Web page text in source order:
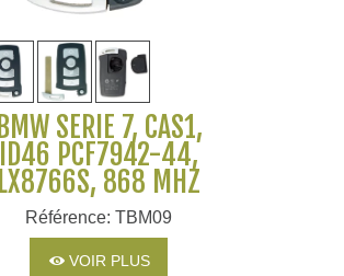
BMW SÉRIE 7, CAS1,
ID46 PCF7942-44,
LX8766S, 868 MHZ
Référence: TBM09
VOIR PLUS